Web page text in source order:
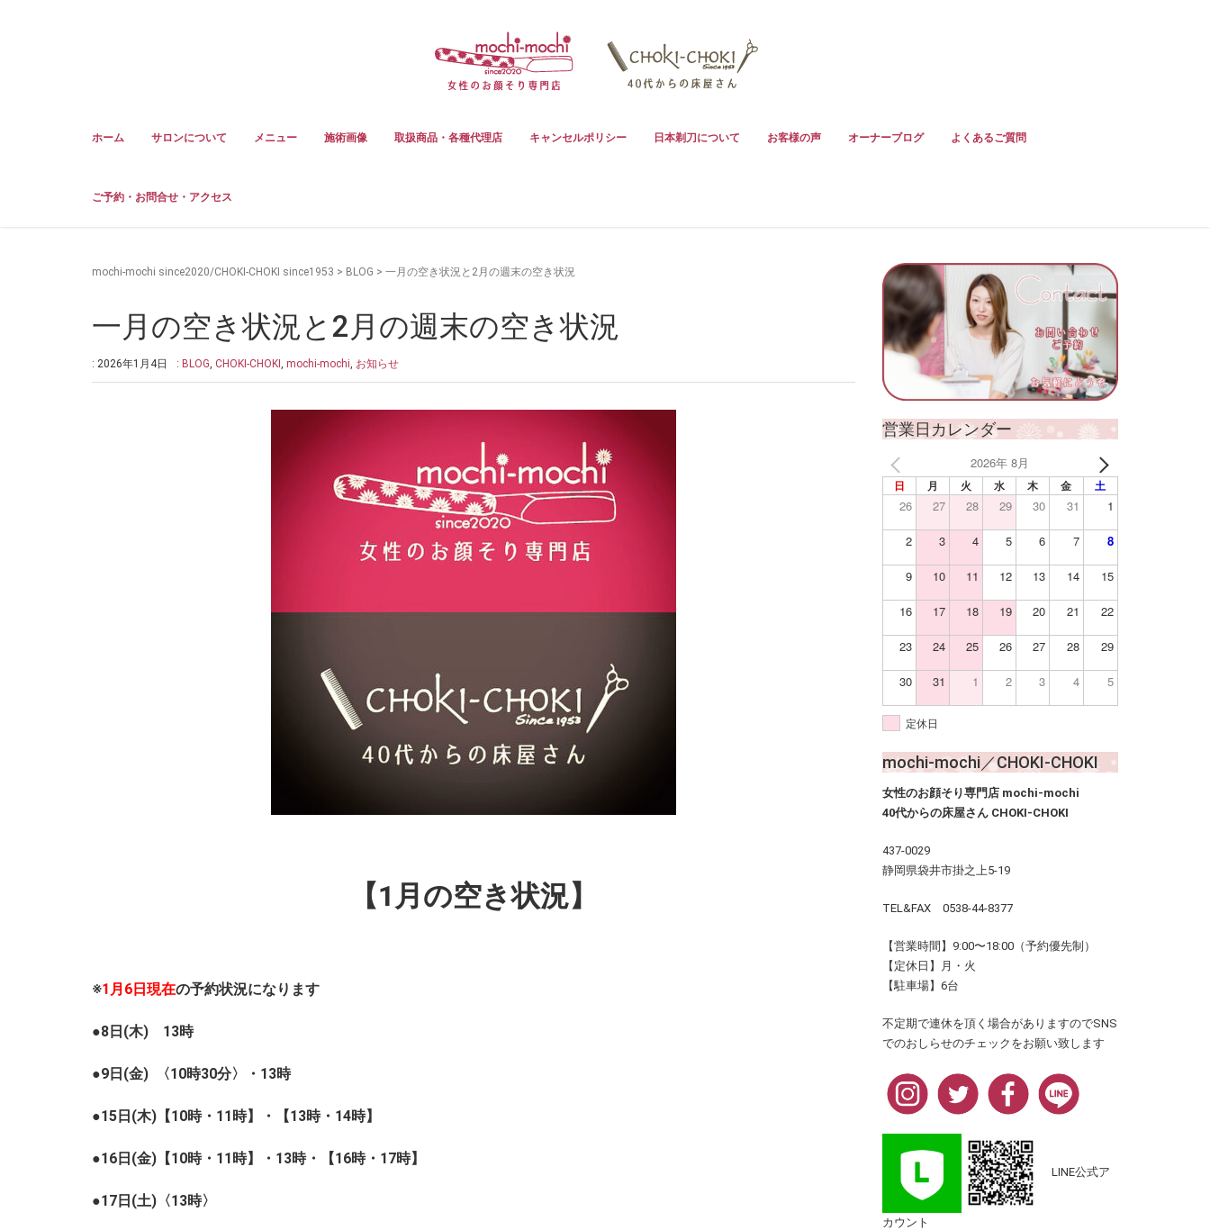
ホーム サロンについて メニュー 施術画像 取扱商品・各種代理店 キャンセルポリシー 日本剃刀について お客様の声 オーナーブログ よくあるご質問
ご予約・お問合せ・アクセス
mochi-mochi since2020/CHOKI-CHOKI since1953 > BLOG > 一月の空き状況と2月の週末の空き状況
一月の空き状況と2月の週末の空き状況
: 2026年1月4日 : BLOG, CHOKI-CHOKI , mochi-mochi, お知らせ
【1月の空き状況】
※1月6日現在の予約状況になります
●8日(木) 13時
●9日(金) 〈10時30分〉・13時
●15日(木)【10時・11時】・【13時・14時】
●16日(金) 【10時・11時】・13時・【16時・17時】
●17日(土)〈13時〉
営業日カレンダー
2026年 8月
日 月 火 水 木 金 土
26 27 28 29 30 31 1
2 3 4 5 6 7 8
9 10 11 12 13 14 15
16 17 18 19 20 21 22
23 24 25 26 27 28 29
30 31 1 2 3 4 5
定休日
mochi-mochi／CHOKI-CHOKI
女性のお顔そり専門店 mochi-mochi
40代からの床屋さん CHOKI-CHOKI
437-0029
静岡県袋井市掛之上5-19
TEL&FAX 0538-44-8377
【営業時間】9:00〜18:00（予約優先制）
【定休日】月・火
【駐車場】6台
不定期で連休を頂く場合がありますのでSNS
でのおしらせのチェックをお願い致します
LINE公式ア
カウント